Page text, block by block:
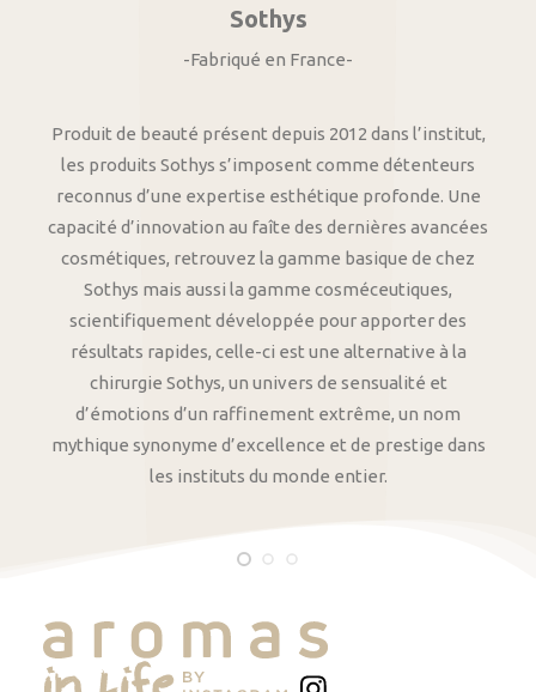
Sothys
-Fabriqué en France-
Produit de beauté présent depuis 2012 dans l’institut,
les produits Sothys s’imposent comme détenteurs
reconnus d’une expertise esthétique profonde. Une
capacité d’innovation au faîte des dernières avancées
cosmétiques, retrouvez la gamme basique de chez
Sothys mais aussi la gamme cosméceutiques,
scientifiquement développée pour apporter des
résultats rapides, celle-ci est une alternative à la
chirurgie Sothys, un univers de sensualité et
d’émotions d’un raffinement extrême, un nom
mythique synonyme d’excellence et de prestige dans
les instituts du monde entier.